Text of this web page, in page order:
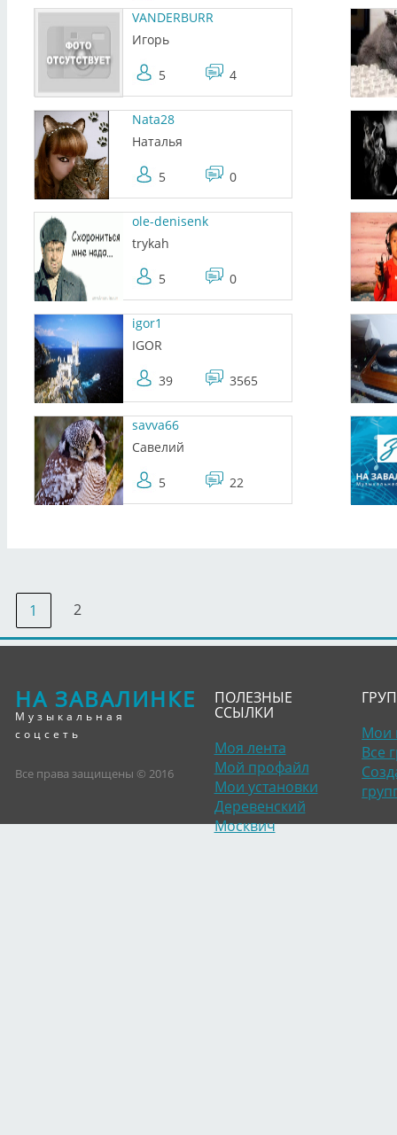
VANDERBURR
Игорь
5 4
Nata28
Наталья
5 0
ole-denisenk
trykah
5 0
igor1
IGOR
39 3565
savva66
Савелий
5 22
1 2
НА ЗАВАЛИНКЕ
Музыкальная
соцсеть
Все права защищены © 2016
ПОЛЕЗНЫЕ
ССЫЛКИ
Моя лента
Мой профайл
Мои установки
Деревенский
Москвич
Мои
Все